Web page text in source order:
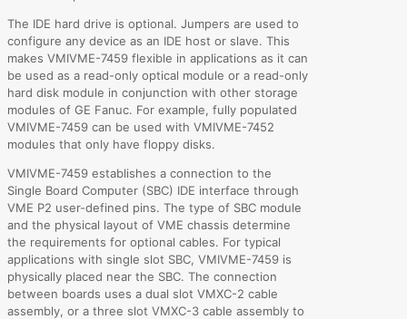
The IDE hard drive is optional. Jumpers are used to
configure any device as an IDE host or slave. This
makes VMIVME-7459 flexible in applications as it can
be used as a read-only optical module or a read-only
hard disk module in conjunction with other storage
modules of GE Fanuc. For example, fully populated
VMIVME-7459 can be used with VMIVME-7452
modules that only have floppy disks.
VMIVME-7459 establishes a connection to the
Single Board Computer (SBC) IDE interface through
VME P2 user-defined pins. The type of SBC module
and the physical layout of VME chassis determine
the requirements for optional cables. For typical
applications with single slot SBC, VMIVME-7459 is
physically placed near the SBC. The connection
between boards uses a dual slot VMXC-2 cable
assembly, or a three slot VMXC-3 cable assembly to